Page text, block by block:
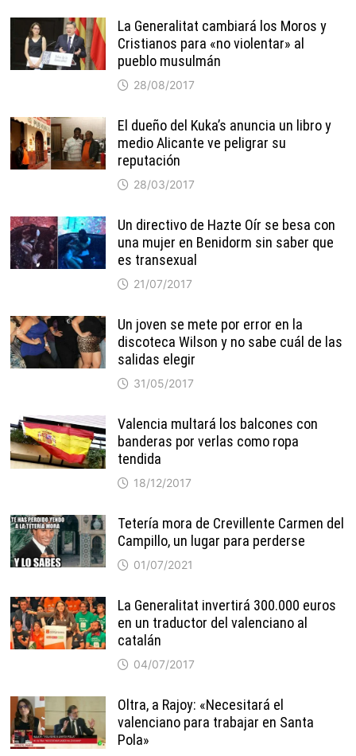
La Generalitat cambiará los Moros y
Cristianos para «no violentar» al
pueblo musulmán
28/08/2017
El dueño del Kuka’s anuncia un libro y
medio Alicante ve peligrar su
reputación
28/03/2017
Un directivo de Hazte Oír se besa con
una mujer en Benidorm sin saber que
es transexual
21/07/2017
Un joven se mete por error en la
discoteca Wilson y no sabe cuál de las
salidas elegir
31/05/2017
Valencia multará los balcones con
banderas por verlas como ropa
tendida
18/12/2017
Tetería mora de Crevillente Carmen del
Campillo, un lugar para perderse
01/07/2021
La Generalitat invertirá 300.000 euros
en un traductor del valenciano al
catalán
04/07/2017
Oltra, a Rajoy: «Necesitará el
valenciano para trabajar en Santa
Pola»